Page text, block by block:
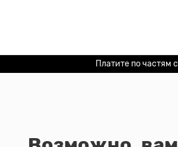
Платите по частям с